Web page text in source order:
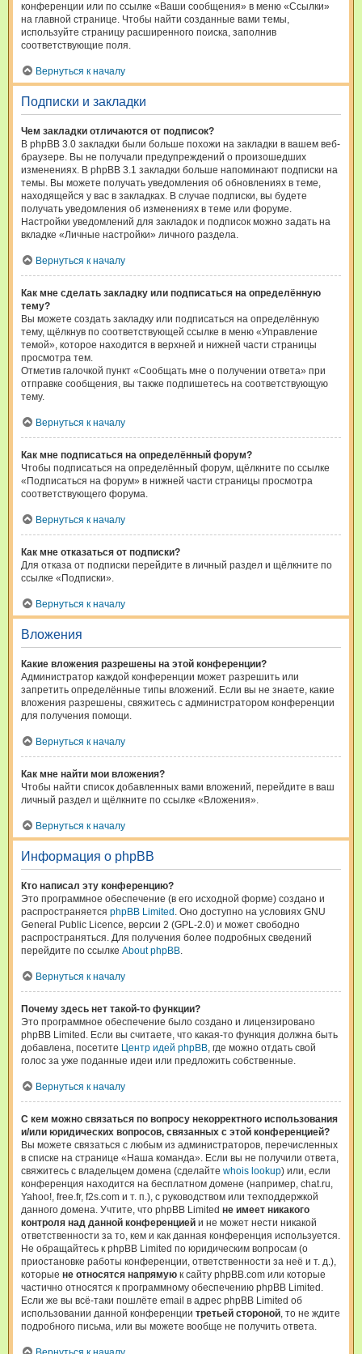
конференции или по ссылке «Ваши сообщения» в меню «Ссылки»
на главной странице. Чтобы найти созданные вами темы,
используйте страницу расширенного поиска, заполнив
соответствующие поля.
Вернуться к началу
Подписки и закладки
Чем закладки отличаются от подписок?
В phpBB 3.0 закладки были больше похожи на закладки в вашем веб-
браузере. Вы не получали предупреждений о произошедших
изменениях. В phpBB 3.1 закладки больше напоминают подписки на
темы. Вы можете получать уведомления об обновлениях в теме,
находящейся у вас в закладках. В случае подписки, вы будете
получать уведомления об изменениях в теме или форуме.
Настройки уведомлений для закладок и подписок можно задать на
вкладке «Личные настройки» личного раздела.
Вернуться к началу
Как мне сделать закладку или подписаться на определённую
тему?
Вы можете создать закладку или подписаться на определённую
тему, щёлкнув по соответствующей ссылке в меню «Управление
темой», которое находится в верхней и нижней части страницы
просмотра тем.
Отметив галочкой пункт «Сообщать мне о получении ответа» при
отправке сообщения, вы также подпишетесь на соответствующую
тему.
Вернуться к началу
Как мне подписаться на определённый форум?
Чтобы подписаться на определённый форум, щёлкните по ссылке
«Подписаться на форум» в нижней части страницы просмотра
соответствующего форума.
Вернуться к началу
Как мне отказаться от подписки?
Для отказа от подписки перейдите в личный раздел и щёлкните по
ссылке «Подписки».
Вернуться к началу
Вложения
Какие вложения разрешены на этой конференции?
Администратор каждой конференции может разрешить или
запретить определённые типы вложений. Если вы не знаете, какие
вложения разрешены, свяжитесь с администратором конференции
для получения помощи.
Вернуться к началу
Как мне найти мои вложения?
Чтобы найти список добавленных вами вложений, перейдите в ваш
личный раздел и щёлкните по ссылке «Вложения».
Вернуться к началу
Информация о phpBB
Кто написал эту конференцию?
Это программное обеспечение (в его исходной форме) создано и
распространяется phpBB Limited . Оно доступно на условиях GNU
General Public Licence, версии 2 (GPL-2.0) и может свободно
распространяться. Для получения более подробных сведений
перейдите по ссылке About phpBB.
Вернуться к началу
Почему здесь нет такой-то функции?
Это программное обеспечение было создано и лицензировано
phpBB Limited. Если вы считаете, что какая-то функция должна быть
добавлена, посетите Центр идей phpBB, где можно отдать свой
голос за уже поданные идеи или предложить собственные.
Вернуться к началу
С кем можно связаться по вопросу некорректного использования
и/или юридических вопросов, связанных с этой конференцией?
Вы можете связаться с любым из администраторов, перечисленных
в списке на странице «Наша команда». Если вы не получили ответа,
свяжитесь с владельцем домена (сделайте whois lookup) или, если
конференция находится на бесплатном домене (например, chat.ru,
Yahoo!, free.fr, f2s.com и т. п.), с руководством или техподдержкой
данного домена. Учтите, что phpBB Limited не имеет никакого
контроля над данной конференцией и не может нести никакой
ответственности за то, кем и как данная конференция используется.
Не обращайтесь к phpBB Limited по юридическим вопросам (о
приостановке работы конференции, ответственности за неё и т. д.),
которые не относятся напрямую к сайту phpBB.com или которые
частично относятся к программному обеспечению phpBB Limited.
Если же вы всё-таки пошлёте email в адрес phpBB Limited об
использовании данной конференции третьей стороной, то не ждите
подробного письма, или вы можете вообще не получить ответа.